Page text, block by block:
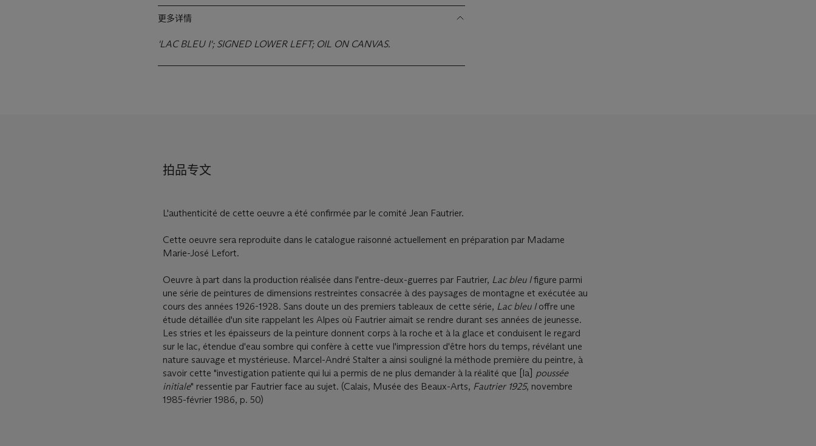
更多详情
'LAC BLEU I'; SIGNED LOWER LEFT; OIL ON CANVAS.
拍品专文
L'authenticité de cette oeuvre a été confirmée par le comité Jean Fautrier.
Cette oeuvre sera reproduite dans le catalogue raisonné actuellement en préparation par Madame
Marie-José Lefort.
Oeuvre à part dans la production réalisée dans l'entre-deux-guerres par Fautrier, Lac bleu Ifigure parmi
une série de peintures de dimensions restreintes consacrée à des paysages de montagne et exécutée au
cours des années 1926-1928. Sans doute un des premiers tableaux de cette série, Lac bleu Ioffre une
étude détaillée d'un site rappelant les Alpes où Fautrier aimait se rendre durant ses années de jeunesse.
Les stries et les épaisseurs de la peinture donnent corps à la roche et à la glace et conduisent le regard
sur le lac, étendue d'eau sombre qui confère à cette vue l'impression d'être hors du temps, révélant une
nature sauvage et mystérieuse. Marcel-André Stalter a ainsi souligné la méthode première du peintre, à
savoir cette "investigation patiente qui lui a permis de ne plus demander à la réalité que [la] poussée
initiale" ressentie par Fautrier face au sujet. (Calais, Musée des Beaux-Arts, Fautrier 1925, novembre
1985-février 1986, p. 50)